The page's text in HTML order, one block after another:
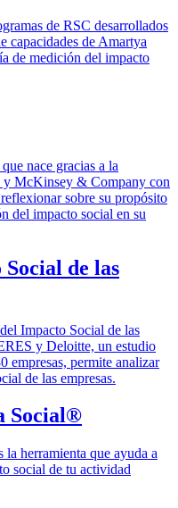
de RSC desarrollados
capacidades de Amartya
de medición del impacto
nace gracias a la
y McKinsey & Company con
sobre su propósito
del impacto social en su
de las
Impacto Social de las
y Deloitte, un estudio
empresas, permite analizar
de las empresas.
Social®
herramienta que ayuda a
social de tu actividad